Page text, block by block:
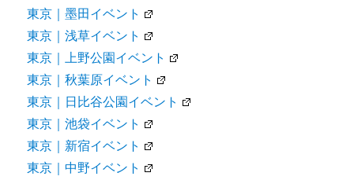
東京｜墨田イベント
東京｜浅草イベント
東京｜上野公園イベント
東京｜秋葉原イベント
東京｜日比谷公園イベント
東京｜池袋イベント
東京｜新宿イベント
東京｜中野イベント